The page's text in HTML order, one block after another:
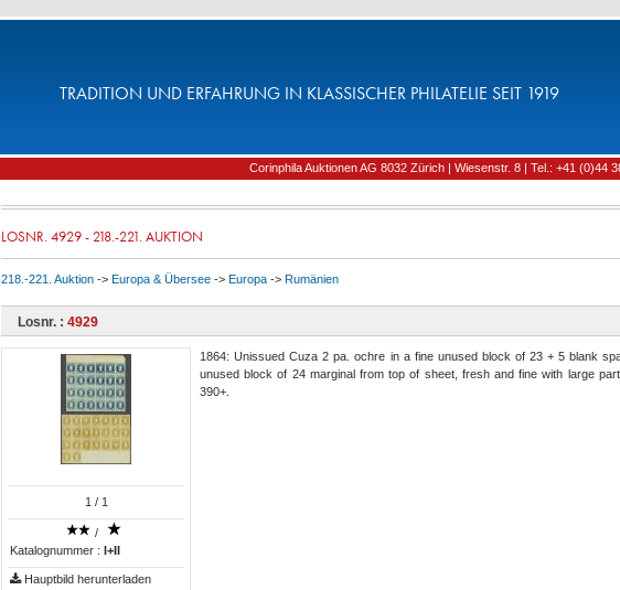
TRADITION UND ERFAHRUNG IN KLASSISCHER PHILATELIE SEIT 1919
Corinphila Auktionen AG 8032 Zürich | Wiesenstr. 8 | Tel.: +41 (0)44
LOSNR. 4929 - 218.-221. AUKTION
218.-221. Auktion -> Europa & Übersee -> Europa -> Rumänien
Losnr. : 4929
1 / 1
/
Katalognummer : I+II
Hauptbild herunterladen
1864: Unissued Cuza 2 pa. ochre in a fine unused block of 23 + 5 blank
unused block of 24 marginal from top of sheet, fresh and fine with large
390+.